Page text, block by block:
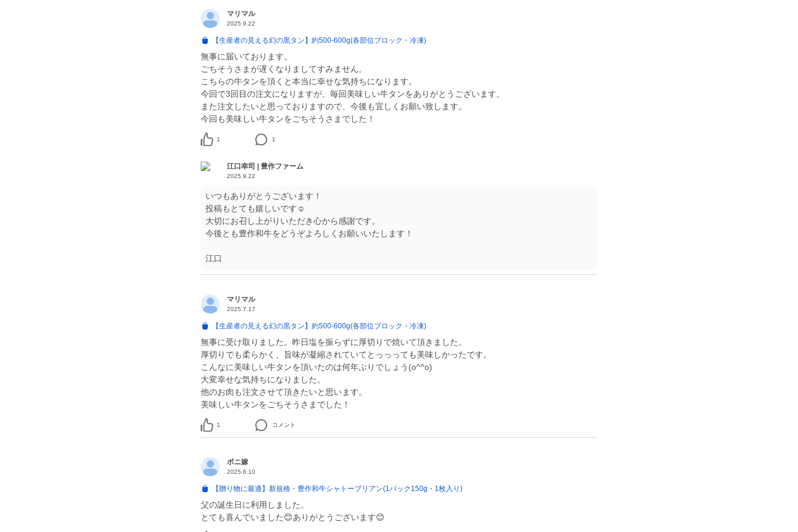
マリマル
2025.9.22
【生産者の見える幻の黒タン】約500-600g(各部位ブロック・冷凍)
無事に届いております。
ごちそうさまが遅くなりましてすみません。
こちらの牛タンを頂くと本当に幸せな気持ちになります。
今回で3回目の注文になりますが、毎回美味しい牛タンをありがとうございます。
また注文したいと思っておりますので、今後も宜しくお願い致します。
1 1
江口幸司 | 豊作ファーム
2025.9.22
いつもありがとうございます！
投稿もとても嬉しいです☺️
大切にお召し上がりいただき心から感謝です。
今後とも豊作和牛をどうぞよろしくお願いいたします！
江口
マリマル
2025.7.17
【生産者の見える幻の黒タン】約500-600g(各部位ブロック・冷凍)
無事に受け取りました。昨日塩を振らずに厚切りで焼いて頂きました。
厚切りでも柔らかく、旨味が凝縮されていてとっっっても美味しかったです。
こんなに美味しい牛タンを頂いたのは何年ぶりでしょう(o^^o)
大変幸せな気持ちになりました。
他のお肉も注文させて頂きたいと思います。
美味しい牛タンをごちそうさまでした！
1 コメント
ポニ嫁
2025.6.10
【贈り物に最適】新規格・豊作和牛シャトーブリアン(1パック150g・1枚入り)
父の誕生日に利用しました。
とても喜んでいました😊ありがとうございます😊